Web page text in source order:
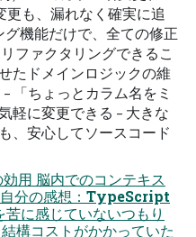
更も、漏れなく確実に追
グ機能だけで、全ての修正
ファクタリングできるこ
たドメインロジックの維
「ちょっとカラム名をミ
軽に変更できる – 大きな
、安心してソースコード
用 脳内でのコンテキス
自分の感想：TypeScript
に感じていないつもり
構コストがかかっていた